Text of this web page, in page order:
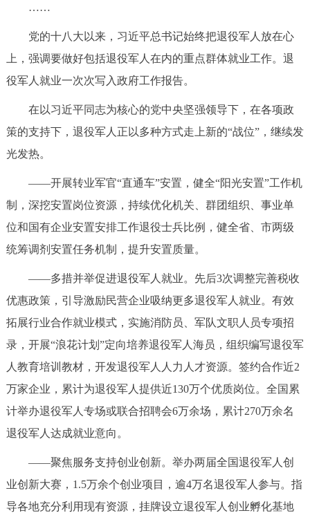
……
党的十八大以来，习近平总书记始终把退役军人放在心
上，强调要做好包括退役军人在内的重点群体就业工作。退
役军人就业一次次写入政府工作报告。
在以习近平同志为核心的党中央坚强领导下，在各项政
策的支持下，退役军人正以多种方式走上新的“战位”，继续发
光发热。
——开展转业军官“直通车”安置，健全“阳光安置”工作机
制，深挖安置岗位资源，持续优化机关、群团组织、事业单
位和国有企业安置安排工作退役士兵比例，健全省、市两级
统筹调剂安置任务机制，提升安置质量。
——多措并举促进退役军人就业。先后3次调整完善税收
优惠政策，引导激励民营企业吸纳更多退役军人就业。有效
拓展行业合作就业模式，实施消防员、军队文职人员专项招
录，开展“浪花计划”定向培养退役军人海员，组织编写退役军
人教育培训教材，开发退役军人人力人才资源。签约合作近2
万家企业，累计为退役军人提供近130万个优质岗位。全国累
计举办退役军人专场或联合招聘会6万余场，累计270万余名
退役军人达成就业意向。
——聚焦服务支持创业创新。举办两届全国退役军人创
业创新大赛，1.5万余个创业项目，逾4万名退役军人参与。指
导各地充分利用现有资源，挂牌设立退役军人创业孵化基地